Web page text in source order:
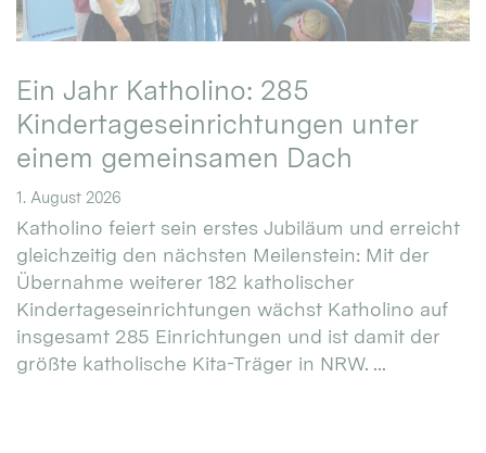
Ein Jahr Katholino: 285
Kindertageseinrichtungen unter
einem gemeinsamen Dach
1. August 2026
Katholino feiert sein erstes Jubiläum und erreicht
gleichzeitig den nächsten Meilenstein: Mit der
Übernahme weiterer 182 katholischer
Kindertageseinrichtungen wächst Katholino auf
insgesamt 285 Einrichtungen und ist damit der
größte katholische Kita-Träger in NRW. ...